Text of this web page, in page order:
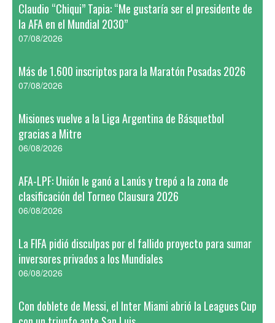
Claudio “Chiqui” Tapia: “Me gustaría ser el presidente de
la AFA en el Mundial 2030”
07/08/2026
Más de 1.600 inscriptos para la Maratón Posadas 2026
07/08/2026
Misiones vuelve a la Liga Argentina de Básquetbol
gracias a Mitre
06/08/2026
AFA-LPF: Unión le ganó a Lanús y trepó a la zona de
clasificación del Torneo Clausura 2026
06/08/2026
La FIFA pidió disculpas por el fallido proyecto para sumar
inversores privados a los Mundiales
06/08/2026
Con doblete de Messi, el Inter Miami abrió la Leagues Cup